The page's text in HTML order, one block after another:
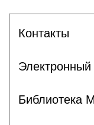
Контакты
Электронный
Библиотека